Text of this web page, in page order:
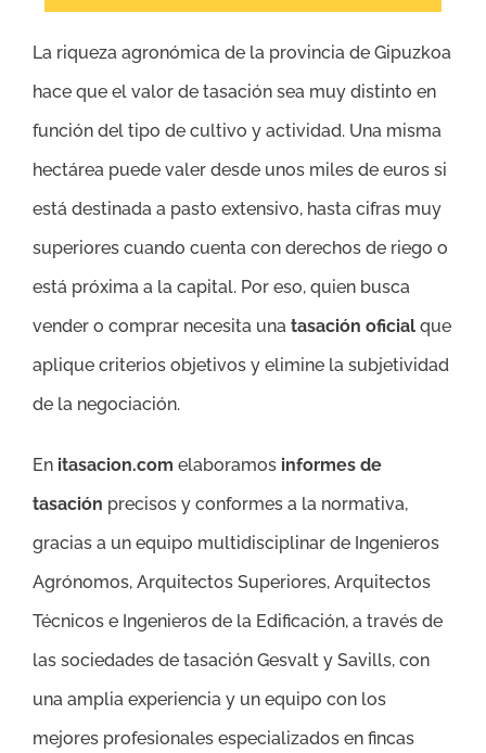
La riqueza agronómica de la provincia de Gipuzkoa
hace que el valor de tasación sea muy distinto en
función del tipo de cultivo y actividad. Una misma
hectárea puede valer desde unos miles de euros si
está destinada a pasto extensivo, hasta cifras muy
superiores cuando cuenta con derechos de riego o
está próxima a la capital. Por eso, quien busca
vender o comprar necesita una tasación oficial que
aplique criterios objetivos y elimine la subjetividad
de la negociación.
En itasacion.com elaboramos informes de
tasación precisos y conformes a la normativa,
gracias a un equipo multidisciplinar de Ingenieros
Agrónomos, Arquitectos Superiores, Arquitectos
Técnicos e Ingenieros de la Edificación, a través de
las sociedades de tasación Gesvalt y Savills, con
una amplia experiencia y un equipo con los
mejores profesionales especializados en fincas